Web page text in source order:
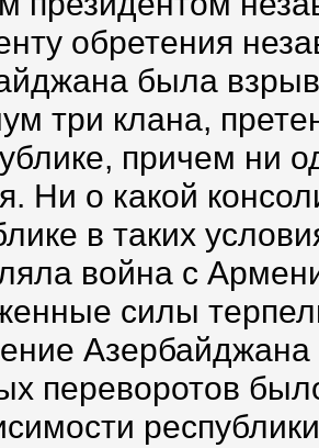
обретения
была
три клана,
причем ни
Ни о какой
в таких
война с
силы
Азербайджана
переворотов